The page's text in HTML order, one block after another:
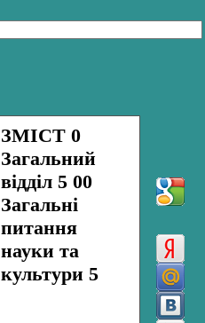
ЗМІСТ 0
Загальний
відділ 5 00
Загальні
питання
науки та
культури 5